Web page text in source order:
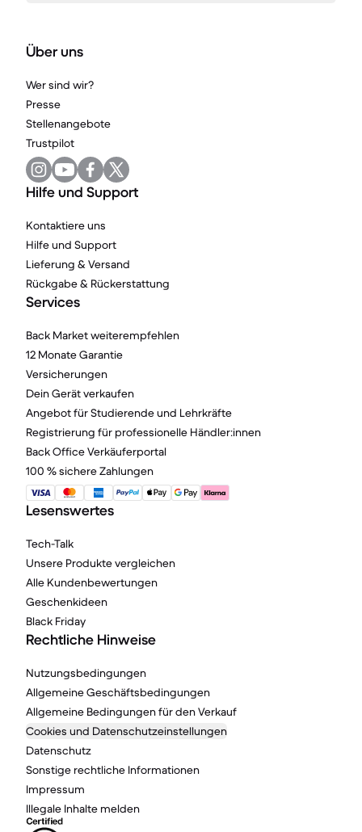
Über uns
Wer sind wir?
Presse
Stellenangebote
Trustpilot
Hilfe und Support
Kontaktiere uns
Hilfe und Support
Lieferung & Versand
Rückgabe & Rückerstattung
Services
Back Market weiterempfehlen
12 Monate Garantie
Versicherungen
Dein Gerät verkaufen
Angebot für Studierende und Lehrkräfte
Registrierung für professionelle Händler:innen
Back Office Verkäuferportal
100 % sichere Zahlungen
Lesenswertes
Tech-Talk
Unsere Produkte vergleichen
Alle Kundenbewertungen
Geschenkideen
Black Friday
Rechtliche Hinweise
Nutzungsbedingungen
Allgemeine Geschäftsbedingungen
Allgemeine Bedingungen für den Verkauf
Cookies und Datenschutzeinstellungen
Datenschutz
Sonstige rechtliche Informationen
Impressum
Illegale Inhalte melden